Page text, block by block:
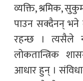
व्यक्ति, श्रमिक,
पाउन सक्दैनन् भने
रहन्छ । त्यसैले
लोकतान्त्रिक
आधार हुन् ।